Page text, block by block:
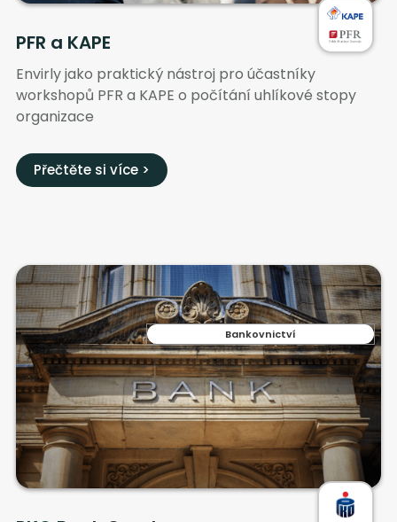
PFR a KAPE
Envirly jako praktický nástroj pro účastníky
workshopů PFR a KAPE o počítání uhlíkové stopy
organizace
Přečtěte si více >
Bankovnictví